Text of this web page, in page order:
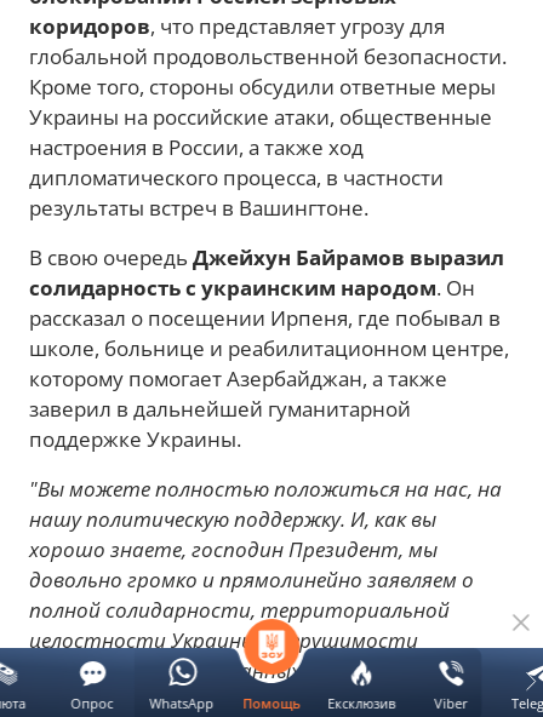
коридоров, что представляет угрозу для
глобальной продовольственной безопасности.
Кроме того, стороны обсудили ответные меры
Украины на российские атаки, общественные
настроения в России, а также ход
дипломатического процесса, в частности
результаты встреч в Вашингтоне.
В свою очередь Джейхун Байрамов выразил
солидарность с украинским народом. Он
рассказал о посещении Ирпеня, где побывал в
школе, больнице и реабилитационном центре,
которому помогает Азербайджан, а также
заверил в дальнейшей гуманитарной
поддержке Украины.
"Вы можете полностью положиться на нас, на
нашу политическую поддержку. И, как вы
хорошо знаете, господин Президент, мы
довольно громко и прямолинейно заявляем о
полной солидарности, территориальной
целостности Украины и нерушимости
международно признанных границ Украины",
сказал он.
Помощь Ексклюзив Viber
Опрос WhatsApp